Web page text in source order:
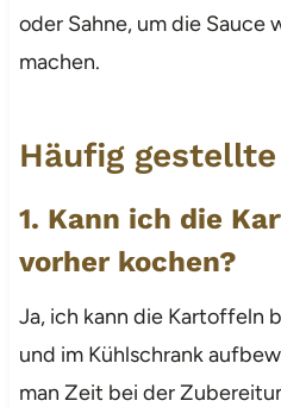
oder Sahne, um die Sauce
machen.
Häufig gestellte
1. Kann ich die
vorher kochen?
Ja, ich kann die Kartoffeln
und im Kühlschrank
man Zeit bei der